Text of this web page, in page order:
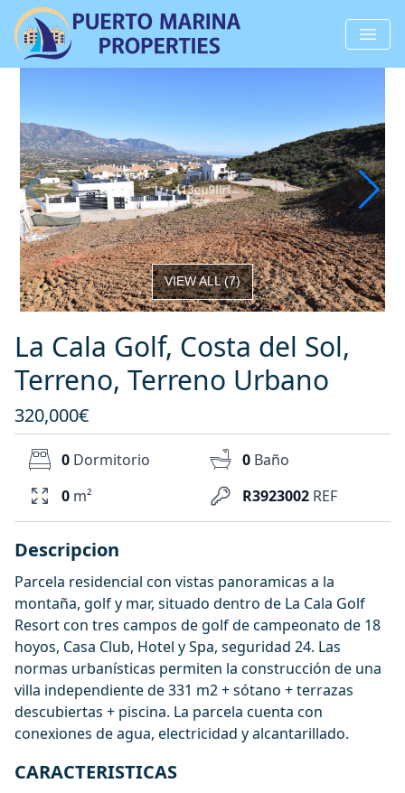
VIEW ALL(7)
La Cala Golf, Costa del Sol,
Terreno, Terreno Urbano
320,000€
R3923002 REF
0 Dormitorio 0 Baño
0 m²
Descripcion
Parcela residencial con vistas panoramicas a la
montaña, golf y mar, situado dentro de La Cala Golf
Resort con tres campos de golf de campeonato de 18
hoyos, Casa Club, Hotel y Spa, seguridad 24. Las
normas urbanísticas permiten la construcción de una
villa independiente de 331 m2 + sótano + terrazas
descubiertas + piscina. La parcela cuenta con
conexiones de agua, electricidad y alcantarillado.
CARACTERISTICAS